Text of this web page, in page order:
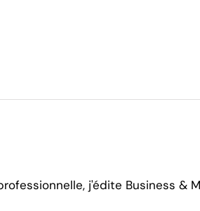
j'édite Business &